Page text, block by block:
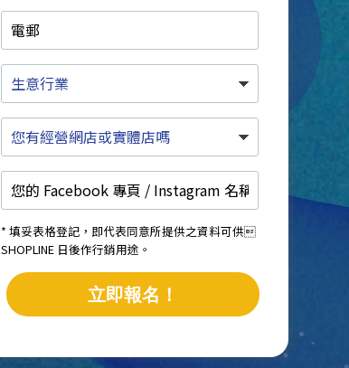
電
郵
生
意
行
業
您
有
經
營
網
店
或
實
店
嗎
您
的
Facebook
專
頁
Instagram
名
稱
立即報名！
* 填妥表格登記，即代表同意所提供之資料可供
SHOPLINE 日後作行銷用途。